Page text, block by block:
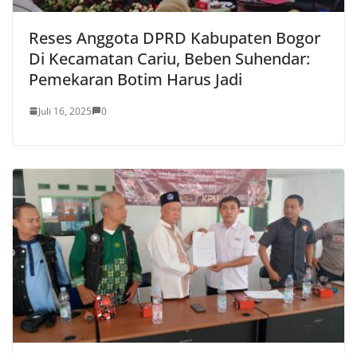
Reses Anggota DPRD Kabupaten Bogor
Di Kecamatan Cariu, Beben Suhendar:
Pemekaran Botim Harus Jadi
Juli 16, 2025 0